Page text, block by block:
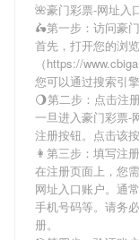
🌺豪门彩票-网址入
🛵第一步：访问豪
首先，打开您的浏
（https://
您可以通过搜索引
🌖第二步：点击注
一旦进入豪门彩票-
注册按钮。点击该
👩第三步：填写注
在注册页面上，您
网址入口账户。通
手机号码等。请务
册。